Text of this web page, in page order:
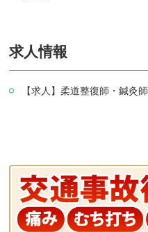
求人情報
【求人】柔道整復師・鍼灸師